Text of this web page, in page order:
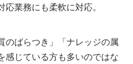
業務にも柔軟に対応。
のばらつき」「ナレッジの属
感じている方も多いのではな